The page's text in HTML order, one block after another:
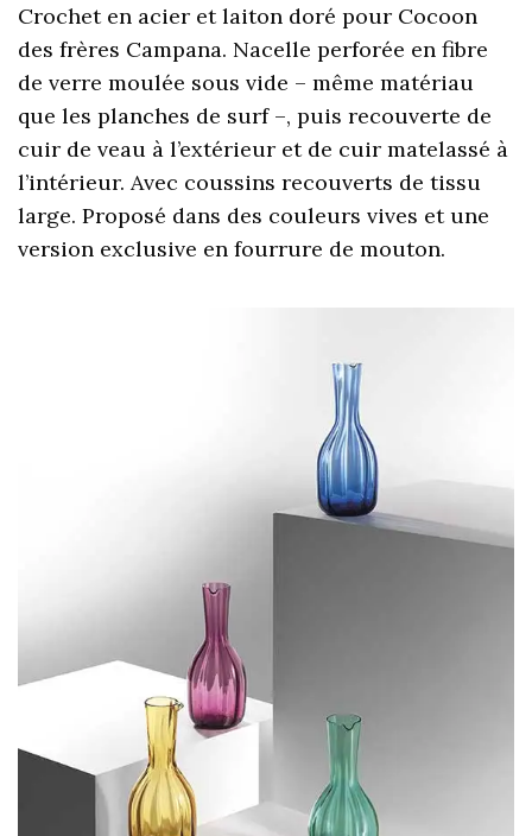
Crochet en acier et laiton doré pour Cocoon
des frères Campana. Nacelle perforée en fibre
de verre moulée sous vide – même matériau
que les planches de surf –, puis recouverte de
cuir de veau à l’extérieur et de cuir matelassé à
l’intérieur. Avec coussins recouverts de tissu
large. Proposé dans des couleurs vives et une
version exclusive en fourrure de mouton.